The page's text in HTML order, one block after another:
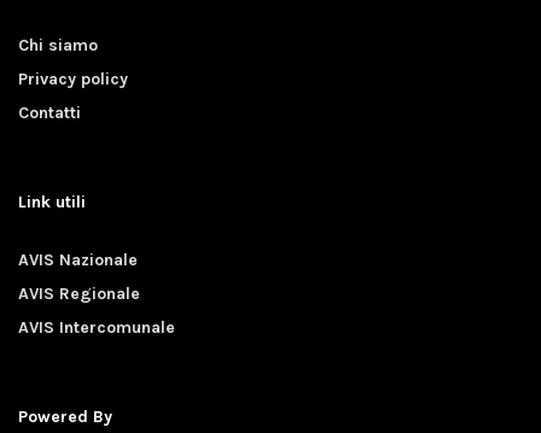
Chi siamo
Privacy policy
Contatti
Link utili
AVIS Nazionale
AVIS Regionale
AVIS Intercomunale
Powered By